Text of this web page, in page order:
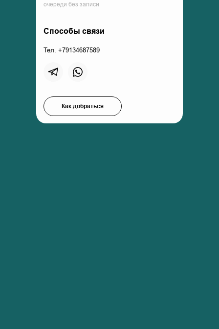
Способы связи
Тел. +79134687589
очереди без записи
Как добраться